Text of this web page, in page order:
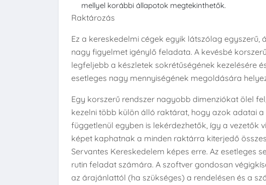
mellyel korábbi állapotok megtekinthetők.
Raktározás
Ez a kereskedelmi cégek egyik látszólag egyszerű,
nagy figyelmet igénylő feladata. A kevésbé
legfeljebb a készletek sokrétűségének kezelésére
esetleges nagy mennyiségének megoldására
Egy korszerű rendszer nagyobb dimenziókat ölel
kezelni több külön álló raktárat, hogy azok adatai
függetlenül egyben is lekérdezhetők, így a vezetők
képet kaphatnak a minden raktárra kiterjedő
Servantes Kereskedelem képes erre. Az esetleges
rutin feladat számára. A szoftver gondosan
az árajánlattól (ha szükséges) a rendelésen és a